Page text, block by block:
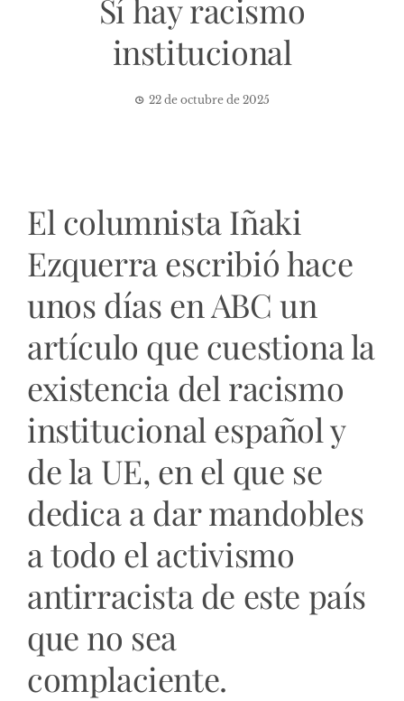
Sí hay racismo
institucional
22 de octubre de 2025
El columnista Iñaki
Ezquerra escribió hace
unos días en ABC un
artículo que cuestiona la
existencia del racismo
institucional español y
de la UE, en el que se
dedica a dar mandobles
a todo el activismo
antirracista de este país
que no sea
complaciente.